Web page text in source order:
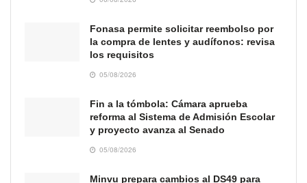
Fonasa permite solicitar reembolso por
la compra de lentes y audífonos: revisa
los requisitos
05/08/2026
Fin a la tómbola: Cámara aprueba
reforma al Sistema de Admisión Escolar
y proyecto avanza al Senado
05/08/2026
Minvu prepara cambios al DS49 para